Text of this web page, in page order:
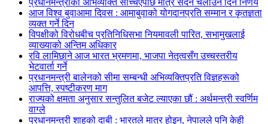
प्रधानमन्त्रीको अभिव्यक्ति सच्चिएपछि मात्र सदन चलाउन दिने निर्णय
आज विश्व बुवाआमा दिवस : आमाबुवाको योगदानप्रति सम्मान र कृतज्ञता
व्यक्त गर्ने दिन
विपक्षीको विरोधबीच प्रतिनिधिसभा नियमावली पारित, सभामुखलाई
व्याख्याको अन्तिम अधिकार
रवि लामिछाने आज भारत भ्रमणमा, भाजपा नेतृत्वसँग उच्चस्तरीय
भेटवार्ता गर्ने
प्रधानमन्त्री बालेनको सीमा सम्बन्धी अभिव्यक्तिप्रति विज्ञहरूको
आपत्ति, स्पष्टीकरण माग
राज्यको क्षमता अनुसार सन्तुलित बजेट ल्याएका छौं : अर्थमन्त्री स्वर्णिम
वाग्ले
प्रधानमन्त्री शाहको दाबी : भारतले मात्र होइन, नेपालले पनि केही